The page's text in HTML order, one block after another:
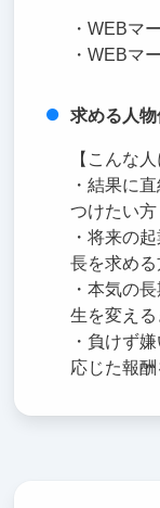
・WEBマ
・WEBマ
求める人物
【こんな
・結果に
つけたい方
・将来の
長を求める
・本気の
生を変え
・負けず
応じた報